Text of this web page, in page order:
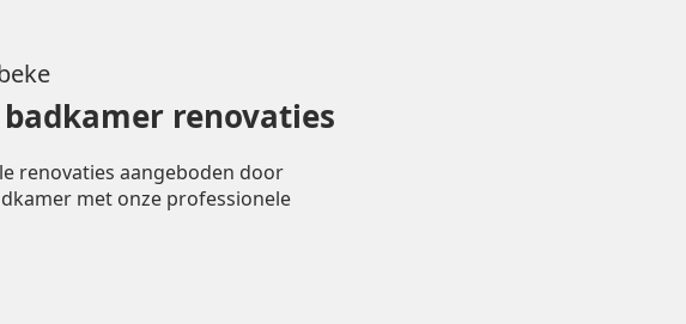
renovaties
renovaties aangeboden door
met onze professionele